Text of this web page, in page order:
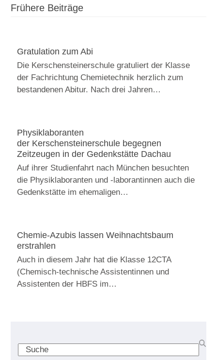
Frühere Beiträge
Gratulation zum Abi
Die Kerschensteinerschule gratuliert der Klasse
der Fachrichtung Chemietechnik herzlich zum
bestandenen Abitur. Nach drei Jahren…
Physiklaboranten
der Kerschensteinerschule begegnen
Zeitzeugen in der Gedenkstätte Dachau
Auf ihrer Studienfahrt nach München besuchten
die Physiklaboranten und -laborantinnen auch die
Gedenkstätte im ehemaligen…
Chemie-Azubis lassen Weihnachtsbaum
erstrahlen
Auch in diesem Jahr hat die Klasse 12CTA
(Chemisch-technische Assistentinnen und
Assistenten der HBFS im…
Search